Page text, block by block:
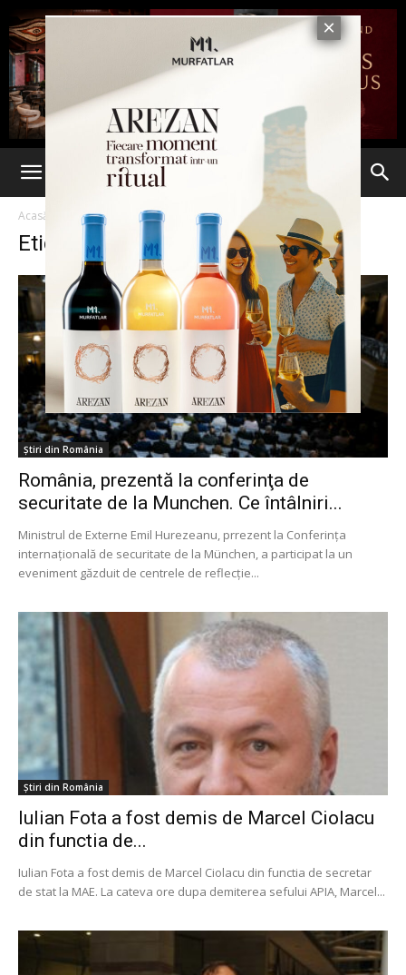
Acasă Etichete MAE
Etichetă: MAE
Știri din România
România, prezentă la conferinţa de
securitate de la Munchen. Ce întâlniri...
Ministrul de Externe Emil Hurezeanu, prrezent la Conferinţa
internaţională de securitate de la München, a participat la un
eveniment găzduit de centrele de reflecţie...
Știri din România
Iulian Fota a fost demis de Marcel Ciolacu
din functia de...
Iulian Fota a fost demis de Marcel Ciolacu din functia de secretar
de stat la MAE. La cateva ore dupa demiterea sefului APIA, Marcel...